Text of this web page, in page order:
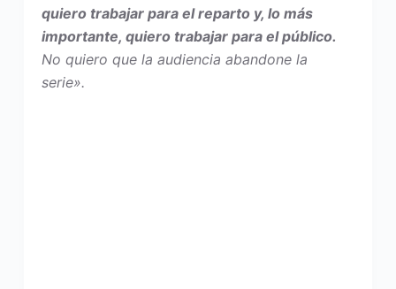
quiero trabajar para el reparto y, lo más
importante, quiero trabajar para el público.
No quiero que la audiencia abandone la
serie».